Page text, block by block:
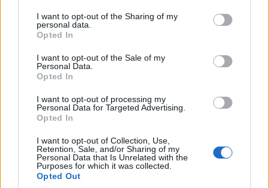
not limited to your visit or usage behaviour. You may click to
grant or deny consent to Google and its third-party tags to
use your data for below specified purposes in below Google
consent section.
I want to opt-out of the Sharing of my
personal data.
Opted In
I want to opt-out of the Sale of my
Personal Data.
Opted In
I want to opt-out of processing my
Personal Data for Targeted Advertising.
Opted In
I want to opt-out of Collection, Use,
Retention, Sale, and/or Sharing of my
Personal Data that Is Unrelated with the
Purposes for which it was collected.
Opted Out
παλιό κοµµάτι της πρωτεύουσας, βρίσκεται πάντα
στο επίκεντρο, αποτελώντας το σηµαντικότερο